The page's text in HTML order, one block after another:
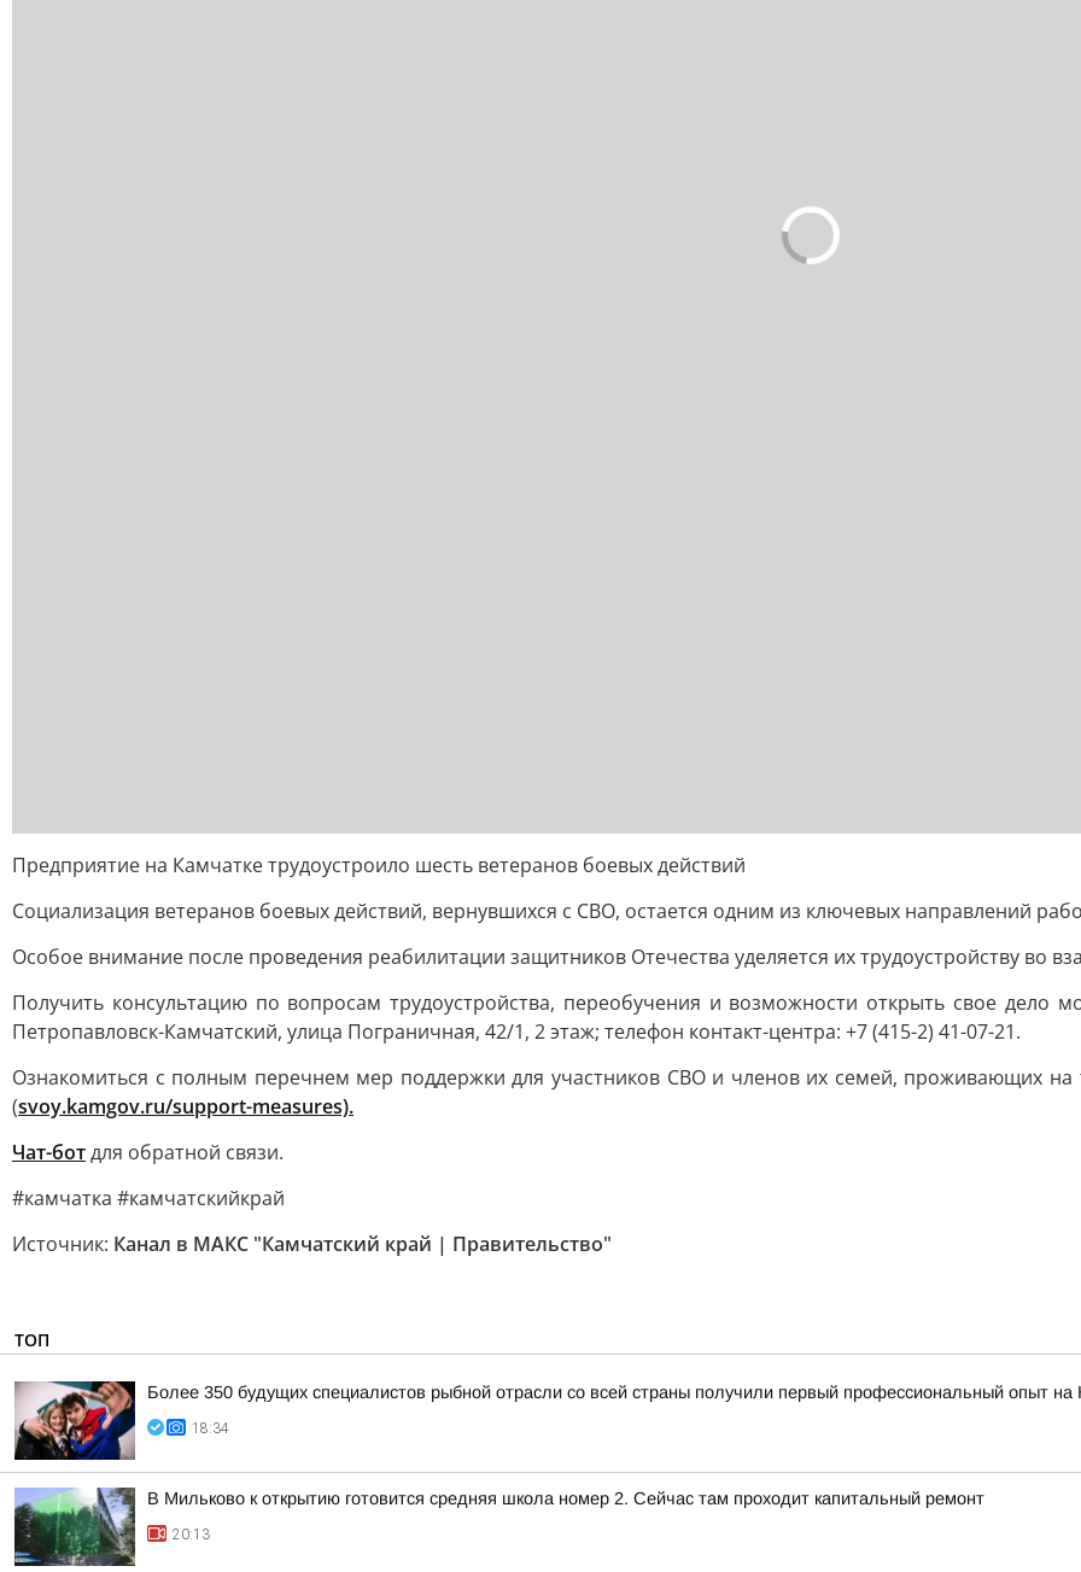
Предприятие на Камчатке трудоустроило шесть ветеранов боевых действий
Социализация ветеранов боевых действий, вернувшихся с СВО, остается одним из ключевых направлений
Особое внимание после проведения реабилитации защитников Отечества уделяется их трудоустройству во
Получить консультацию по вопросам трудоустройства, переобучения и возможности открыть свое дело
Петропавловск-Камчатский, улица Пограничная, 42/1, 2 этаж; телефон контакт-центра: +7 (415-2) 41-07-21.
Ознакомиться с полным перечнем мер поддержки для участников СВО и членов их семей, проживающих
(svoy.kamgov.ru/support-measures).
Чат-ботдля обратной связи.
#камчатка #камчатскийкрай
Источник: Канал в МАКС "Камчатский край | Правительство"
ТОП
Более 350 будущих специалистов рыбной отрасли со всей страны получили первый профессиональный опыт на
18:34
В Мильково к открытию готовится средняя школа номер 2. Сейчас там проходит капитальный ремонт
20:13